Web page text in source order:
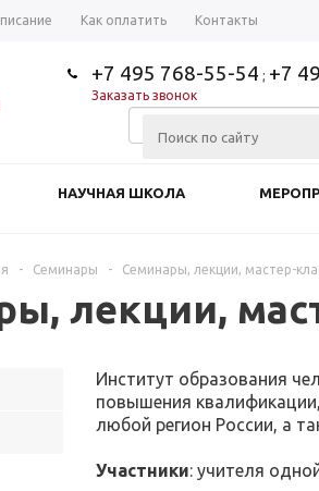
Как оплатить Контакты
+7 495 768-55-54 ; +7
Заказать звонок
НАУЧНАЯ ШКОЛА
- Семинары - Семинары, лекции, мастер-
лекции,
Институт образования
повышения
любой регион России, а
Участники: учителя